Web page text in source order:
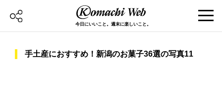
今日にいいこと。週末に楽しいこと。
手土産におすすめ！新潟のお菓子36選の写真11